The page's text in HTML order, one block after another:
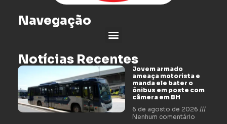
Navegação
Notícias Recentes
Jovem armado
ameaça motorista e
manda ele bater o
ônibus em poste com
câmera em BH
6 de agosto de 2026
Nenhum comentário